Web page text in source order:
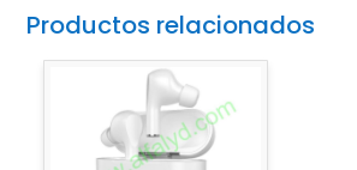
Productos relacionados